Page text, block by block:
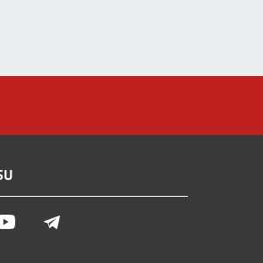
Youtube